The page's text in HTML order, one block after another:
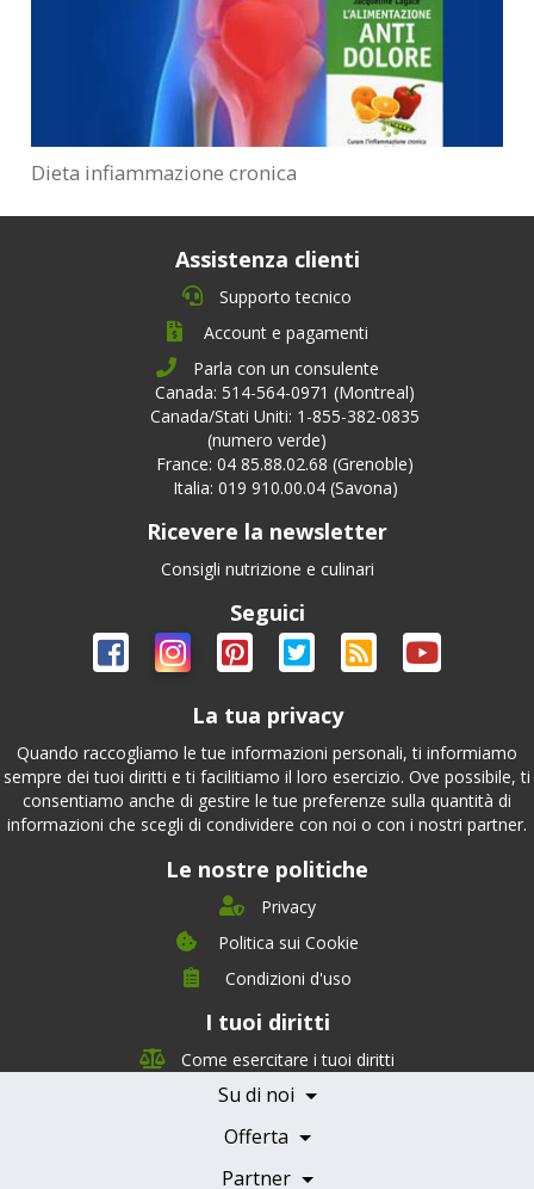
Dieta infiammazione cronica
Assistenza clienti
Supporto tecnico
Account e pagamenti
Parla con un consulente
Canada: 514-564-0971 (Montreal)
Canada/Stati Uniti: 1-855-382-0835
(numero verde)
France: 04 85.88.02.68 (Grenoble)
Italia: 019 910.00.04 (Savona)
Ricevere la newsletter
Consigli nutrizione e culinari
Seguici
La tua privacy
Quando raccogliamo le tue informazioni personali, ti informiamo
sempre dei tuoi diritti e ti facilitiamo il loro esercizio. Ove possibile, ti
consentiamo anche di gestire le tue preferenze sulla quantità di
informazioni che scegli di condividere con noi o con i nostri partner.
Le nostre politiche
Privacy
Politica sui Cookie
Condizioni d'uso
I tuoi diritti
Come esercitare i tuoi diritti
Su di noi
Chi siamo
Management Team
Team Nutrizione
Offerta
Testimonials
Servizi e Tariffe
Partner
Medici e Professionisti
Becoming a Partner